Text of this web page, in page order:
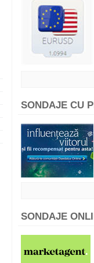
SONDAJE CU
SONDAJE